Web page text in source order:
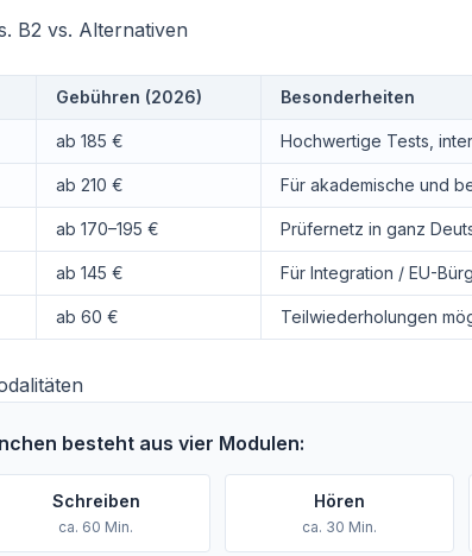
B2 vs. Alternativen
Gebühren (2026) Besonderheiten
ab 185 € Hochwertige Tests,
ab 210 € Für akademische und
ab 170–195 € Prüfernetz in ganz
ab 145 € Für Integration / EU-
ab 60 € Teilwiederholungen
besteht aus vier Modulen:
Schreiben
ca. 60 Min.
Hören
ca. 30 Min.